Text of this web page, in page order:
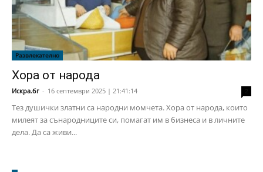
Развлекателно
Хора от народа
Искра.бг - 16 септември 2025 | 21:41:14
Тез душички златни са народни момчета. Хора от народа, които
милеят за сънародниците си, помагат им в бизнеса и в личните
дела. Да са живи...